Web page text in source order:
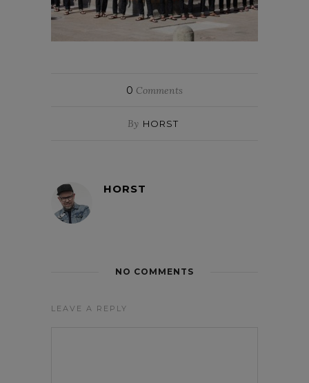
0 Comments
By HORST
HORST
NO COMMENTS
LEAVE A REPLY